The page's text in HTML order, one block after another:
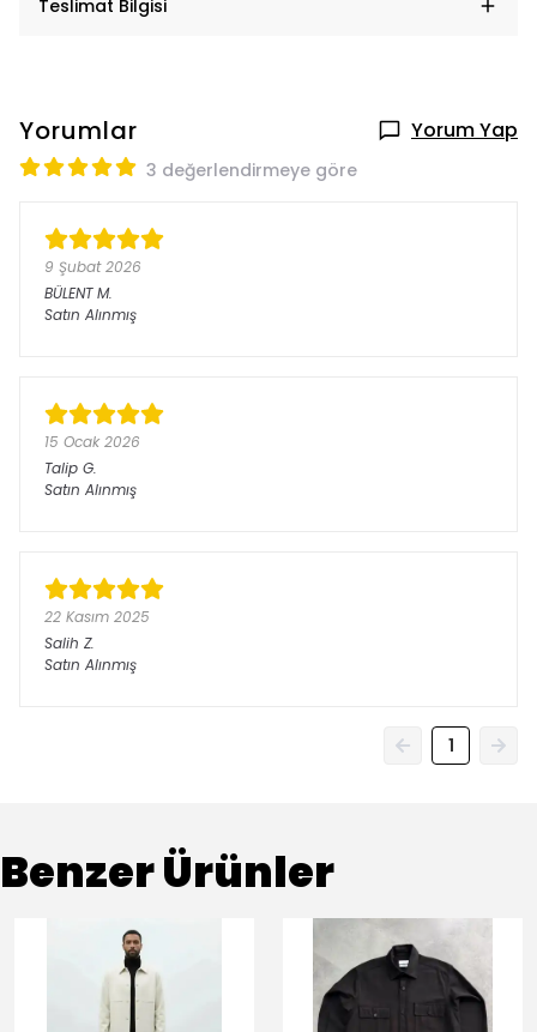
Teslimat Bilgisi
Yorumlar Yorum Yap
3 değerlendirmeye göre
9 Şubat 2026
BÜLENT M.
Satın Alınmış
15 Ocak 2026
Talip G.
Satın Alınmış
22 Kasım 2025
Salih Z.
Satın Alınmış
1
Benzer Ürünler